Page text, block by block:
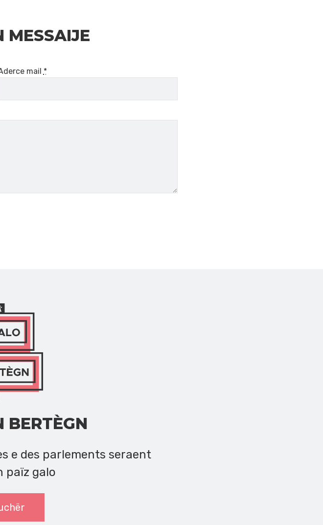
MESSAIJE
mail *
BERTÈGN
e des parlements seraent
païz galo